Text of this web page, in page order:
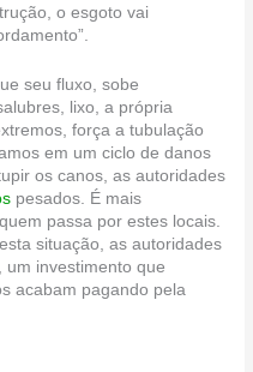
o esgoto vai
seu fluxo, sobe
lixo, a própria
força a tubulação
em um ciclo de danos
os canos, as autoridades
pesados. É mais
passa por estes locais.
situação, as autoridades
um investimento que
acabam pagando pela